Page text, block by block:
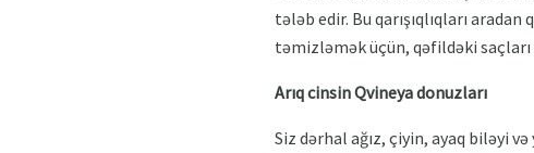
tələb edir. Bu qarışıqlıqları
təmizləmək üçün, qəfildəki saçları
Arıq cinsin Qvineya donuzları
Siz dərhal ağız, çiyin, ayaq biləyi